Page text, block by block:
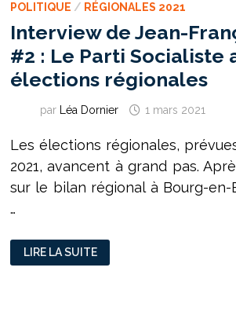
POLITIQUE / RÉGIONALES 2021
Interview de Jean-
#2 : Le Parti Socialiste
élections régionales
par Léa Dornier 1 mars 2021
Les élections régionales,
2021, avancent à grand pas.
sur le bilan régional à Bourg-en-
…
INTERVIEW
DE
JEAN-
LIRE LA SUITE